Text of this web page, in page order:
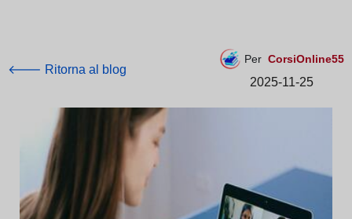
🡐 Ritorna al blog
Per CorsiOnline55
2025-11-25